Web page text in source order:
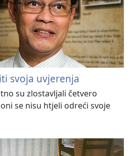
svoja uvjerenja
su zlostavljali četvero
se nisu htjeli odreći svoje